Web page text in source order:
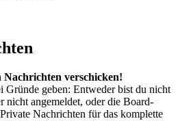
verschicken!
Gründe geben: Entweder bist du nicht
nicht angemeldet, oder die Board-
Nachrichten für das komplette